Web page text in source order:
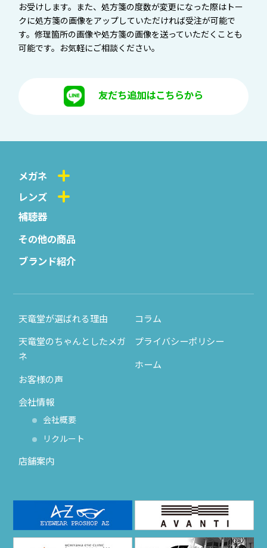
お受けします。また、処方箋の度数が変更になった際はトー
クに処方箋の画像をアップしていただければ受注が可能で
す。修理箇所の画像や処方箋の画像を送っていただくことも
可能です。お気軽にご相談ください。
友だち追加はこちらから
メガネ
レンズ
補聴器
その他の商品
ブランド紹介
天竜堂が選ばれる理由
天竜堂のちゃんとしたメガ
ネ
お客様の声
会社情報
会社概要
リクルート
店舗案内
コラム
プライバシーポリシー
ホーム